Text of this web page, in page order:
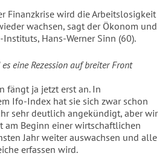
Finanzkrise wird die Arbeitslosigkeit
wachsen, sagt der Ökonom und
Hans-Werner Sinn (60).
eine Rezession auf breiter Front
fängt ja jetzt erst an. In
Ifo-Index hat sie sich zwar schon
sehr deutlich angekündigt, aber wir
am Beginn einer wirtschaftlichen
Jahr weiter auswachsen und alle
erfassen wird.